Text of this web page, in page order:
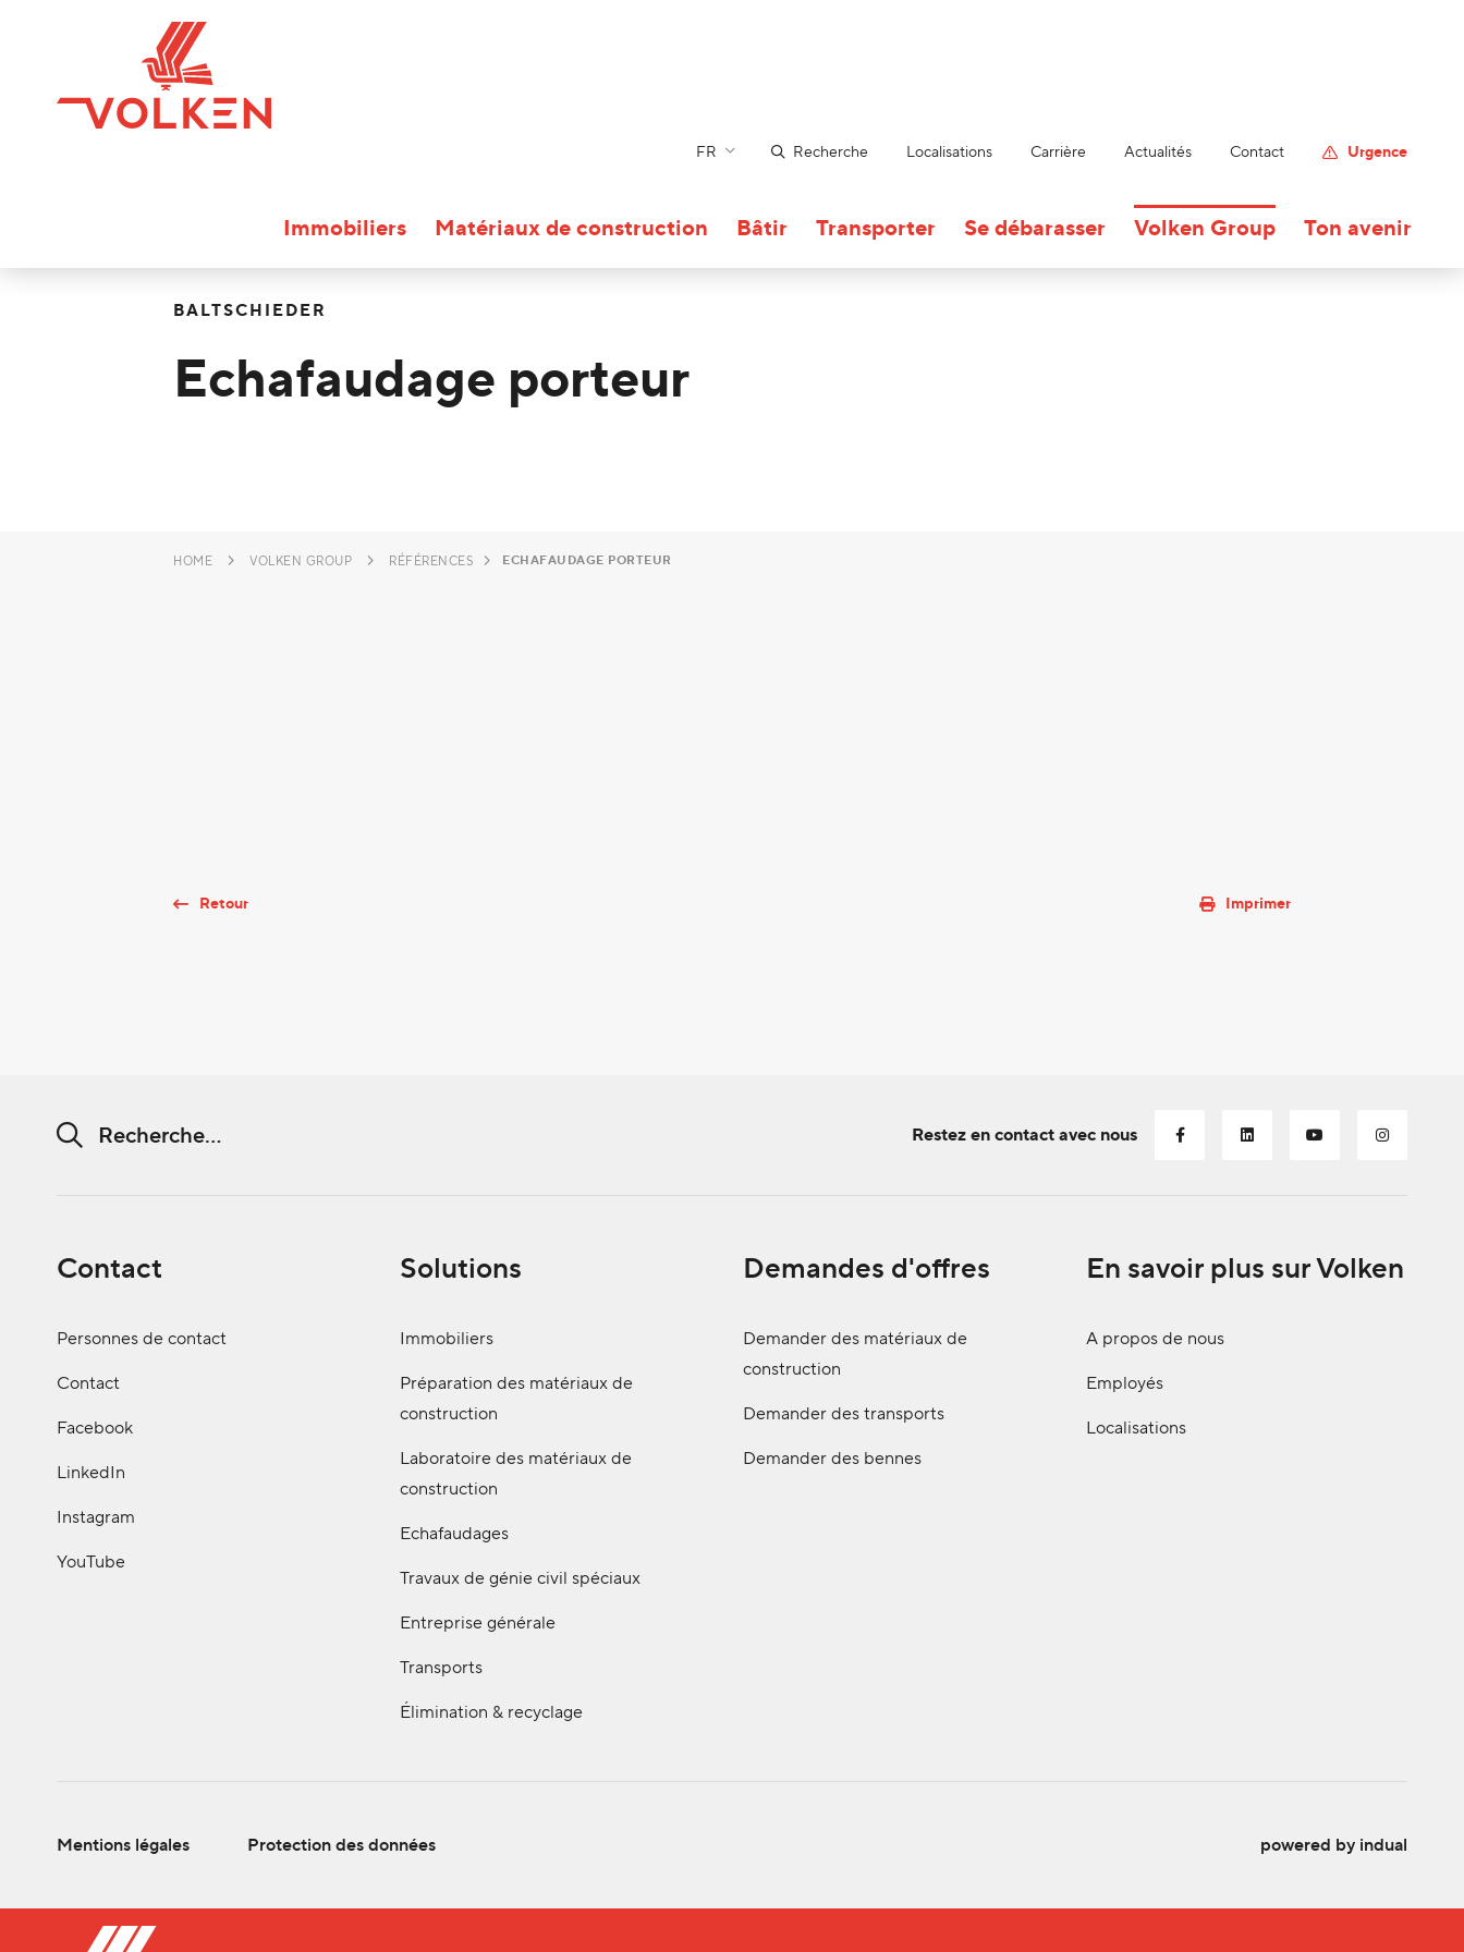
FR Recherche Localisations Carrière Actualités Contact Urgence
Immobiliers Matériaux de construction Bâtir Transporter Se débarasser Volken Group Ton avenir
HOME VOLKEN GROUP RÉFÉRENCES ECHAFAUDAGE PORTEUR
BALTSCHIEDER
Echafaudage porteur
Retour Imprimer
Chaine de recherche (au moins 3 caractères) Restez en contact avec nous
Contact
Personnes de contact
Contact
Facebook
LinkedIn
Instagram
YouTube
Solutions
Immobiliers
Préparation des matériaux de
construction
Laboratoire des matériaux de
construction
Echafaudages
Travaux de génie civil spéciaux
Entreprise générale
Transports
Élimination & recyclage
Demandes d'offres
Demander des matériaux de
construction
Demander des transports
Demander des bennes
En savoir plus sur Volken
A propos de nous
Employés
Localisations
Mentions légales Protection des données powered by indual